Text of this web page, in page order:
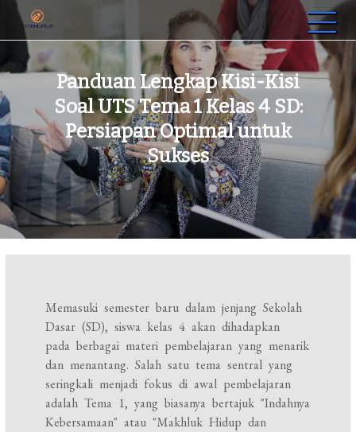
Skip
contentsttrbb.ac.id
Sekolah Tinggi Teknologi Riset Bumi Banua
Panduan Lengkap Kisi-Kisi
Soal UTS Tema 1 Kelas 4 SD:
Persiapan Optimal untuk
Sukses
Memasuki semester baru dalam jenjang Sekolah
Dasar (SD), siswa kelas 4 akan dihadapkan
pada berbagai materi pembelajaran yang menarik
dan menantang. Salah satu tema sentral yang
seringkali menjadi fokus di awal pembelajaran
adalah Tema 1, yang biasanya bertajuk "Indahnya
Kebersamaan" atau "Makhluk Hidup dan